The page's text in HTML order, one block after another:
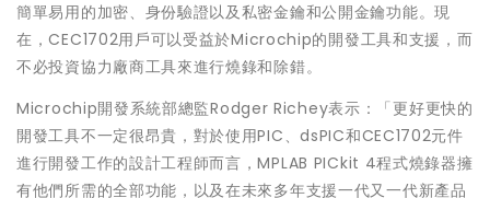
簡單易用的加密、身份驗證以及私密金鑰和公開金鑰功能。現
在，CEC1702用戶可以受益於Microchip的開發工具和支援，而
不必投資協力廠商工具來進行燒錄和除錯。
Microchip開發系統部總監Rodger Richey表示：「更好更快的
開發工具不一定很昂貴，對於使用PIC、dsPIC和CEC1702元件
進行開發工作的設計工程師而言，MPLAB PICkit 4程式燒錄器擁
有他們所需的全部功能，以及在未來多年支援一代又一代新產品